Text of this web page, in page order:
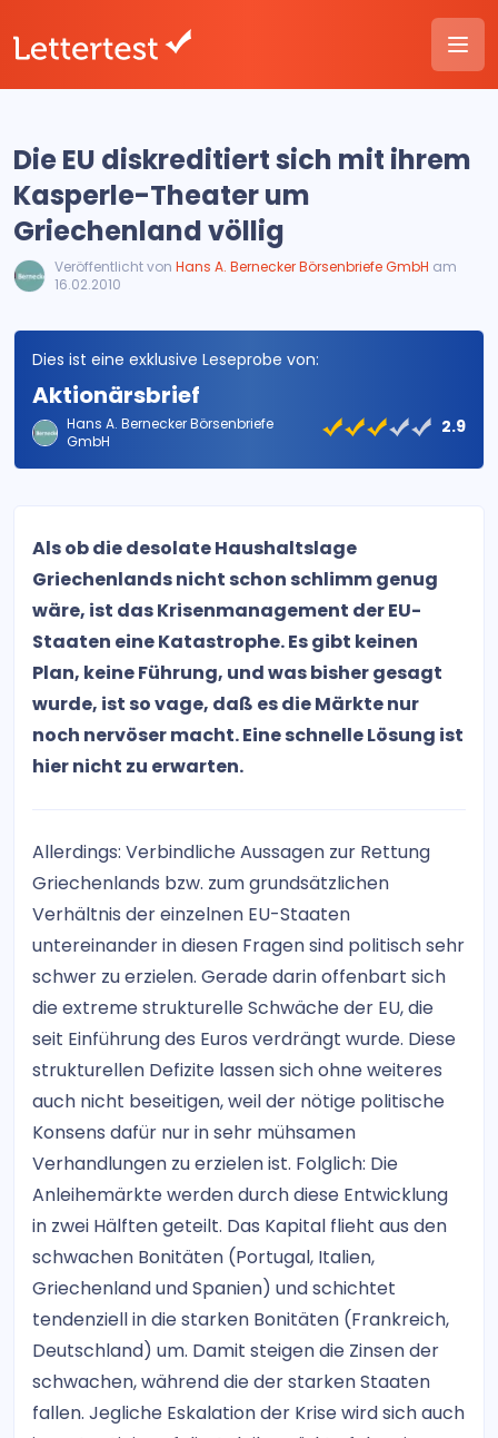
Die EU diskreditiert sich mit ihrem
Kasperle-Theater um
Griechenland völlig
Veröffentlicht vonHans A. Bernecker Börsenbriefe GmbH am
16.02.2010
Dies ist eine exklusive Leseprobe von:
Aktionärsbrief
Hans A. Bernecker Börsenbriefe
GmbH
2.9
Als ob die desolate Haushaltslage
Griechenlands nicht schon schlimm genug
wäre, ist das Krisenmanagement der EU-
Staaten eine Katastrophe. Es gibt keinen
Plan, keine Führung, und was bisher gesagt
wurde, ist so vage, daß es die Märkte nur
noch nervöser macht. Eine schnelle Lösung ist
hier nicht zu erwarten.
Allerdings: Verbindliche Aussagen zur Rettung
Griechenlands bzw. zum grundsätzlichen
Verhältnis der einzelnen EU-Staaten
untereinander in diesen Fragen sind politisch sehr
schwer zu erzielen. Gerade darin offenbart sich
die extreme strukturelle Schwäche der EU, die
seit Einführung des Euros verdrängt wurde. Diese
strukturellen Defizite lassen sich ohne weiteres
auch nicht beseitigen, weil der nötige politische
Konsens dafür nur in sehr mühsamen
Verhandlungen zu erzielen ist. Folglich: Die
Anleihemärkte werden durch diese Entwicklung
in zwei Hälften geteilt. Das Kapital flieht aus den
schwachen Bonitäten (Portugal, Italien,
Griechenland und Spanien) und schichtet
tendenziell in die starken Bonitäten (Frankreich,
Deutschland) um. Damit steigen die Zinsen der
schwachen, während die der starken Staaten
fallen. Jegliche Eskalation der Krise wird sich auch